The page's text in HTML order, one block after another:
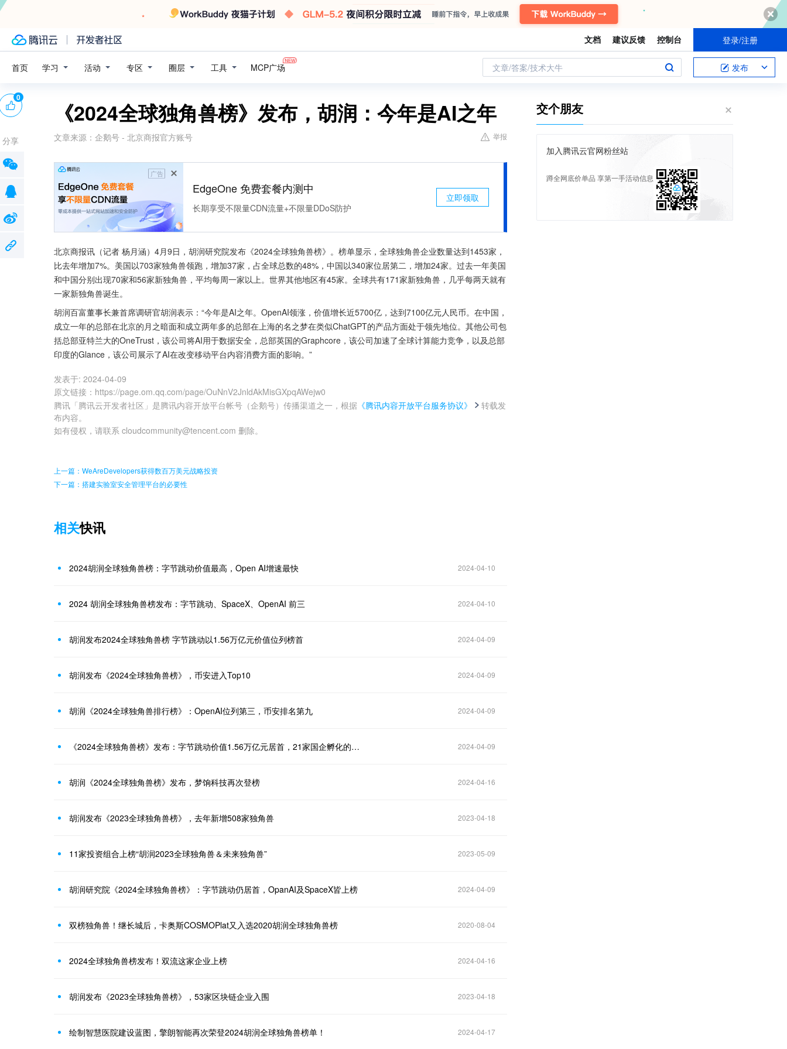
文档 建议反馈 控制台 登录/注册
首页 学习 活动 专区 圈层 工具 MCP广场 文章/答案/技术大牛 发布
《2024全球独角兽榜》发布，胡润：今年是AI之年
文章来源： 企鹅号 - 北京商报官方账号 举报
广告
EdgeOne 免费套餐内测中
长期享受不限量CDN流量+不限量DDoS防护
立即领取
北京商报讯（记者 杨月涵）4月9日，胡润研究院发布《2024全球独角兽榜》。榜单显示，全球独角兽企业数量达到1453家，
比去年增加7%。美国以703家独角兽领跑，增加37家，占全球总数的48%，中国以340家位居第二，增加24家。过去一年美国
和中国分别出现70家和56家新独角兽，平均每周一家以上。世界其他地区有45家。全球共有171家新独角兽，几乎每两天就有
一家新独角兽诞生。
胡润百富董事长兼首席调研官胡润表示：“今年是AI之年。OpenAI领涨，价值增长近5700亿，达到7100亿元人民币。在中国，
成立一年的总部在北京的月之暗面和成立两年多的总部在上海的名之梦在类似ChatGPT的产品方面处于领先地位。其他公司包
括总部亚特兰大的OneTrust，该公司将AI用于数据安全，总部英国的Graphcore，该公司加速了全球计算能力竞争，以及总部
印度的Glance，该公司展示了AI在改变移动平台内容消费方面的影响。”
发表于: 2024-04-09
原文链接 ： https://page.om.qq.com/page/OuNnV2JnldAkMisGXpqAWejw0
腾讯「腾讯云开发者社区」是腾讯内容开放平台帐号（企鹅号）传播渠道之一，根据 《腾讯内容开放平台服务协议》
转载发
布内容。
如有侵权，请联系 cloudcommunity@tencent.com 删除。
0
分享
上一篇：WeAreDevelopers获得数百万美元战略投资
下一篇：搭建实验室安全管理平台的必要性
相关快讯
2024胡润全球独角兽榜：字节跳动价值最高，Open AI增速最快 2024-04-10
2024 胡润全球独角兽榜发布：字节跳动、SpaceX、OpenAI 前三 2024-04-10
胡润发布2024全球独角兽榜 字节跳动以1.56万亿元价值位列榜首 2024-04-09
胡润发布《2024全球独角兽榜》，币安进入Top10 2024-04-09
胡润《2024全球独角兽排行榜》：OpenAI位列第三，币安排名第九 2024-04-09
《2024全球独角兽榜》发布：字节跳动价值1.56万亿元居首，21家国企孵化的独角兽均来自中国 2024-04-09
胡润《2024全球独角兽榜》发布，梦饷科技再次登榜 2024-04-16
胡润发布《2023全球独角兽榜》，去年新增508家独角兽 2023-04-18
11家投资组合上榜“胡润2023全球独角兽＆未来独角兽” 2023-05-09
胡润研究院《2024全球独角兽榜》：字节跳动仍居首，OpanAI及SpaceX皆上榜 2024-04-09
双榜独角兽！继长城后，卡奥斯COSMOPlat又入选2020胡润全球独角兽榜 2020-08-04
2024全球独角兽榜发布！双流这家企业上榜 2024-04-16
胡润发布《2023全球独角兽榜》，53家区块链企业入围 2023-04-18
绘制智慧医院建设蓝图，擎朗智能再次荣登2024胡润全球独角兽榜单！ 2024-04-17
交个朋友
加入腾讯云官网粉丝站
蹲全网底价单品 享第一手活动信息